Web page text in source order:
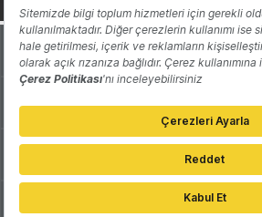
Hakkında
Katkıda Bulun